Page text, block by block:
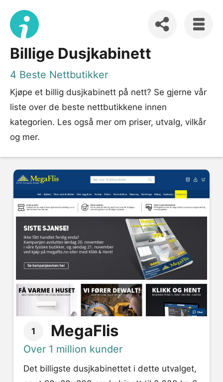
Billige Dusjkabinett
4 Beste Nettbutikker
Kjøpe et billig dusjkabinett på nett? Se gjerne vår
liste over de beste nettbutikkene innen
kategorien. Les også mer om priser, utvalg, vilkår
og mer.
1 MegaFlis
Over 1 million kunder
Det billigste dusjkabinettet i dette utvalget,